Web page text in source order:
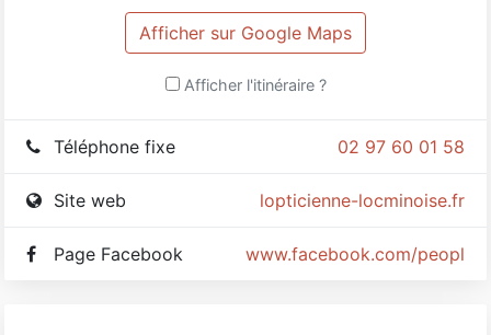
Afficher sur Google Maps
Afficher l'itinéraire ?
02 97 60 01 58
Téléphone fixe
lopticienne-locminoise.fr
Site web
www.facebook.com/people/
Page Facebook